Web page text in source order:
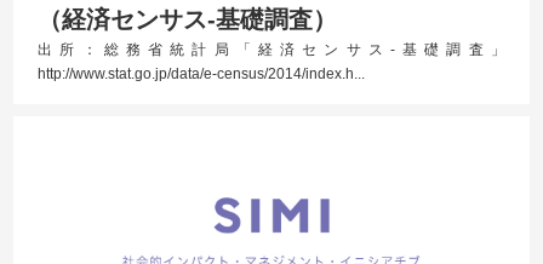
（経済センサス-基礎調査）
出所：総務省統計局「経済センサス-基礎調査」
http://www.stat.go.jp/data/e-census/2014/index.h...